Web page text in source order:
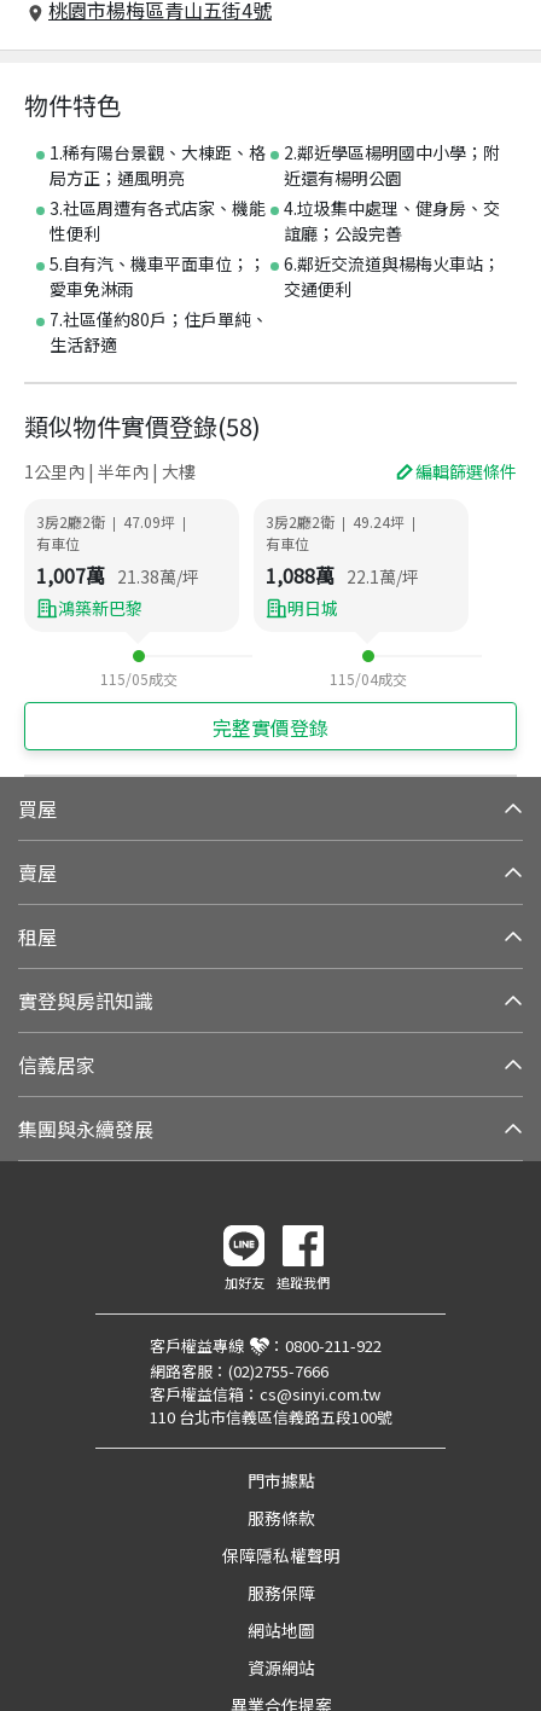
桃園市楊梅區青山五街4號
物件特色
1.稀有陽台景觀、大棟距、格
局方正；通風明亮
2.鄰近學區楊明國中小學；附
近還有楊明公園
3.社區周遭有各式店家、機能
性便利
4.垃圾集中處理、健身房、交
誼廳；公設完善
5.自有汽、機車平面車位；；
愛車免淋雨
6.鄰近交流道與楊梅火車站；
交通便利
7.社區僅約80戶；住戶單純、
生活舒適
類似物件實價登錄(58)
1公里內 | 半年內 | 大樓 編輯篩選條件
3房2廳2衛 | 47.09坪 |
有車位
1,007萬 21.38萬/坪
鴻築新巴黎
115/05成交
3房2廳2衛 | 49.24坪 |
有車位
1,088萬 22.1萬/坪
明日城
115/04成交
完整實價登錄
買屋
賣屋
租屋
實登與房訊知識
信義居家
集團與永續發展
加好友 追蹤我們
客戶權益專線 ： 0800-211-922
網路客服： (02)2755-7666
客戶權益信箱： cs@sinyi.com.tw
110 台北市信義區信義路五段100號
門市據點
服務條款
保障隱私權聲明
服務保障
網站地圖
資源網站
異業合作提案